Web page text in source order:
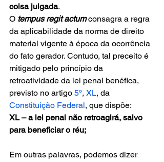
coisa julgada.
O tempus regit actum consagra a regra
da aplicabilidade da norma de direito
material vigente à época da ocorrência
do fato gerador. Contudo, tal preceito é
mitigado pelo princípio da
retroatividade da lei penal benéfica,
previsto no artigo 5º, XL, da
Constituição Federal, que dispõe:
XL – a lei penal não retroagirá, salvo
para beneficiar o réu;
Em outras palavras, podemos dizer